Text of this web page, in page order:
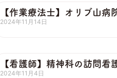
【作業療法士】オリブ山病
2024年11月14日
【看護師】精神科の訪問看
2024年11月4日